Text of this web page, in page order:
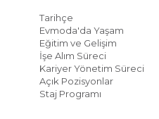
Tarihçe
Evmoda'da Yaşam
Eğitim ve Gelişim
İşe Alım Süreci
Kariyer Yönetim Süreci
Açık Pozisyonlar
Staj Programı